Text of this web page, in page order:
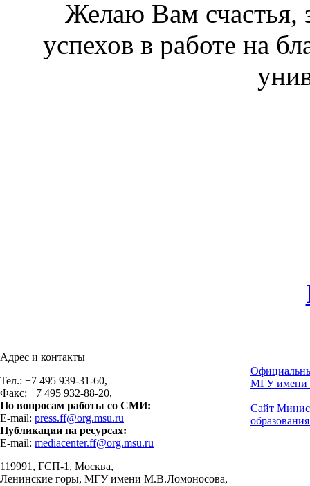
Желаю Вам счастья,
успехов в работе на
Адрес и контакты
Тел.: +7 495 939-31-60,
Факс: +7 495 932-88-20,
По вопросам работы со СМИ:
E-mail: press.ff@org.msu.ru
Публикации на ресурсах:
E-mail: mediacenter.ff@org.msu.ru
119991, ГСП-1, Москва,
Ленинские горы, МГУ имени М.В.Ломоносова,
МГУ имени
Сайт